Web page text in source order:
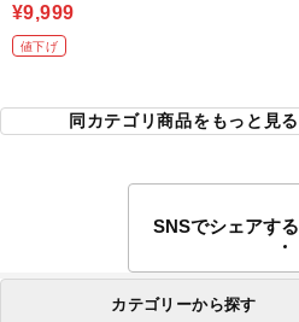
¥9,999
値下げ
同カテゴリ商品をもっと見る
SNSでシェアする
カテゴリーから探す